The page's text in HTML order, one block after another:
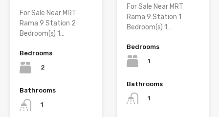
For Sale Near MRT
Rama 9 Station 2
Bedroom(s) 1…
Bedrooms
2
Bathrooms
1
For Sale Near MRT
Rama 9 Station 1
Bedroom(s) 1…
Bedrooms
1
Bathrooms
1